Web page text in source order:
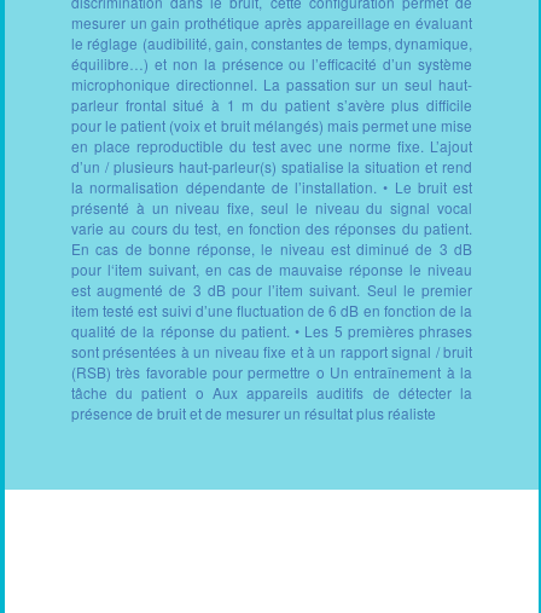
mesurer un gain prothétique après appareillage en évaluant
le réglage (audibilité, gain, constantes de temps, dynamique,
équilibre…) et non la présence ou l’efficacité d’un système
microphonique directionnel. La passation sur un seul haut-
parleur frontal situé à 1 m du patient s’avère plus difficile
pour le patient (voix et bruit mélangés) mais permet une mise
en place reproductible du test avec une norme fixe. L’ajout
d’un / plusieurs haut-parleur(s) spatialise la situation et rend
la normalisation dépendante de l’installation. • Le bruit est
présenté à un niveau fixe, seul le niveau du signal vocal
varie au cours du test, en fonction des réponses du patient.
En cas de bonne réponse, le niveau est diminué de 3 dB
pour l‘item suivant, en cas de mauvaise réponse le niveau
est augmenté de 3 dB pour l’item suivant. Seul le premier
item testé est suivi d’une fluctuation de 6 dB en fonction de la
qualité de la réponse du patient. • Les 5 premières phrases
sont présentées à un niveau fixe et à un rapport signal / bruit
(RSB) très favorable pour permettre o Un entraînement à la
tâche du patient o Aux appareils auditifs de détecter la
présence de bruit et de mesurer un résultat plus réaliste